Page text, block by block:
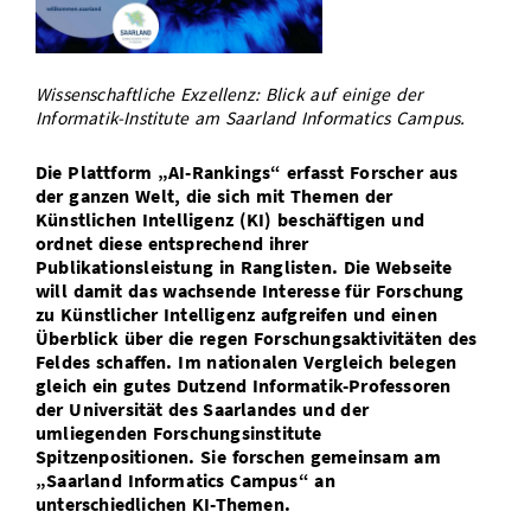
Vom Studium in den Beruf
Study Scheduler
Bibliothek
Start-ups
IT-Themenabend
Ranking
Zahlen & Fakten
Preise, Auszeichnungen und Förderungen
Kontakt
SIC Podcast
Anfahrt
AnsprechpartnerInnen, Personen, Forschungsgruppen
Alumni
Wissenschaftliche Exzellenz: Blick auf einige der
Informatik-Institute am Saarland Informatics Campus.
Die Plattform „AI-Rankings“ erfasst Forscher aus
der ganzen Welt, die sich mit Themen der
Künstlichen Intelligenz (KI) beschäftigen und
ordnet diese entsprechend ihrer
Publikationsleistung in Ranglisten. Die Webseite
will damit das wachsende Interesse für Forschung
zu Künstlicher Intelligenz aufgreifen und einen
Überblick über die regen Forschungsaktivitäten des
Feldes schaffen. Im nationalen Vergleich belegen
gleich ein gutes Dutzend Informatik-Professoren
der Universität des Saarlandes und der
umliegenden Forschungsinstitute
Spitzenpositionen. Sie forschen gemeinsam am
„Saarland Informatics Campus“ an
unterschiedlichen KI-Themen.